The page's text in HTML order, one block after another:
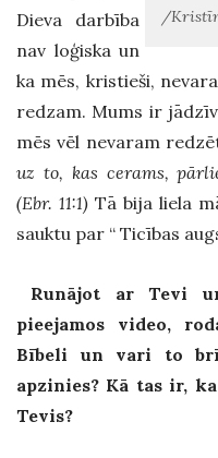
/
Dieva darbība
nav loģiska un
ka mēs, kristieši,
redzam. Mums ir
mēs vēl nevaram
uz to, kas cerams,
(Ebr. 11:1)Tā bija liela
sauktu par “ Ticības
Runājot ar Tevi
pieejamos video,
Bībeli un vari to
apzinies? Kā tas ir,
Tevis?